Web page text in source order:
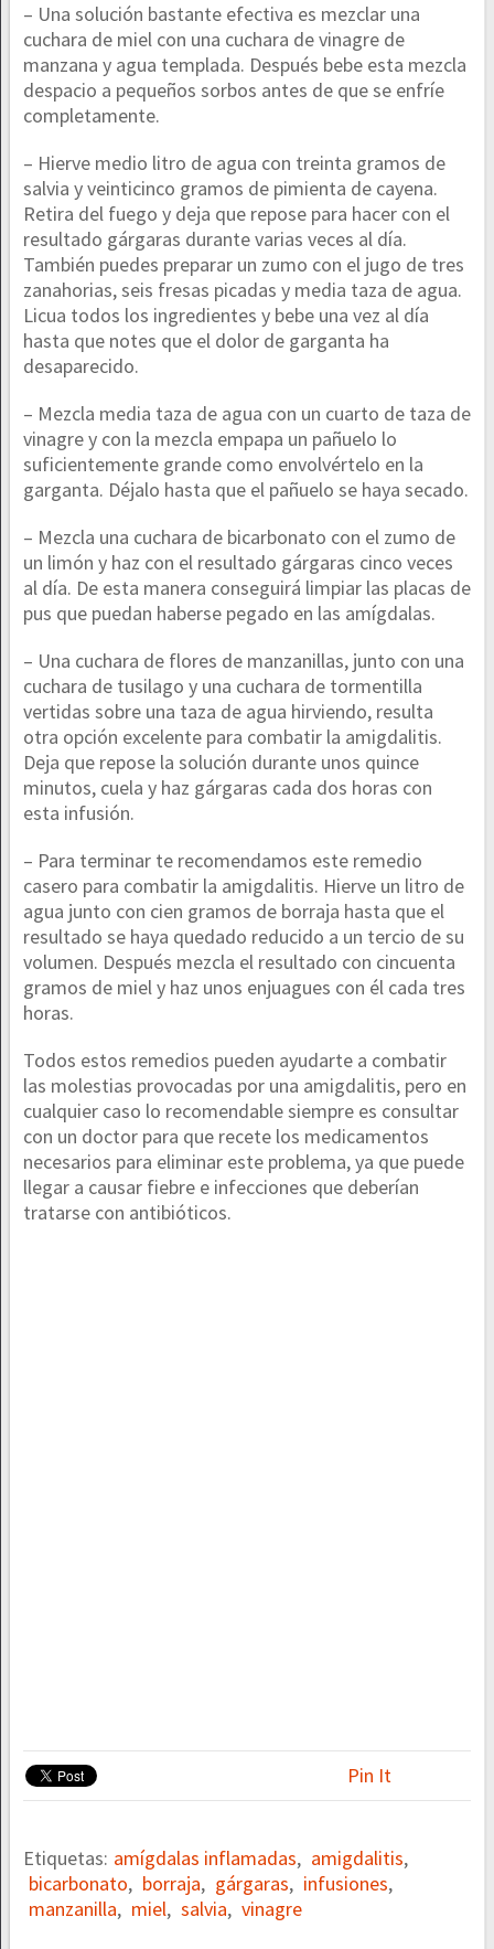
– Una solución bastante efectiva es mezclar una
cuchara de miel con una cuchara de vinagre de
manzana y agua templada. Después bebe esta mezcla
despacio a pequeños sorbos antes de que se enfríe
completamente.
– Hierve medio litro de agua con treinta gramos de
salvia y veinticinco gramos de pimienta de cayena.
Retira del fuego y deja que repose para hacer con el
resultado gárgaras durante varias veces al día.
También puedes preparar un zumo con el jugo de tres
zanahorias, seis fresas picadas y media taza de agua.
Licua todos los ingredientes y bebe una vez al día
hasta que notes que el dolor de garganta ha
desaparecido.
– Mezcla media taza de agua con un cuarto de taza de
vinagre y con la mezcla empapa un pañuelo lo
suficientemente grande como envolvértelo en la
garganta. Déjalo hasta que el pañuelo se haya secado.
– Mezcla una cuchara de bicarbonato con el zumo de
un limón y haz con el resultado gárgaras cinco veces
al día. De esta manera conseguirá limpiar las placas de
pus que puedan haberse pegado en las amígdalas.
– Una cuchara de flores de manzanillas, junto con una
cuchara de tusilago y una cuchara de tormentilla
vertidas sobre una taza de agua hirviendo, resulta
otra opción excelente para combatir la amigdalitis.
Deja que repose la solución durante unos quince
minutos, cuela y haz gárgaras cada dos horas con
esta infusión.
– Para terminar te recomendamos este remedio
casero para combatir la amigdalitis. Hierve un litro de
agua junto con cien gramos de borraja hasta que el
resultado se haya quedado reducido a un tercio de su
volumen. Después mezcla el resultado con cincuenta
gramos de miel y haz unos enjuagues con él cada tres
horas.
Todos estos remedios pueden ayudarte a combatir
las molestias provocadas por una amigdalitis, pero en
cualquier caso lo recomendable siempre es consultar
con un doctor para que recete los medicamentos
necesarios para eliminar este problema, ya que puede
llegar a causar fiebre e infecciones que deberían
tratarse con antibióticos.
Pin It
Etiquetas: amígdalas inflamadas, amigdalitis,
bicarbonato, borraja, gárgaras, infusiones,
manzanilla, miel, salvia, vinagre